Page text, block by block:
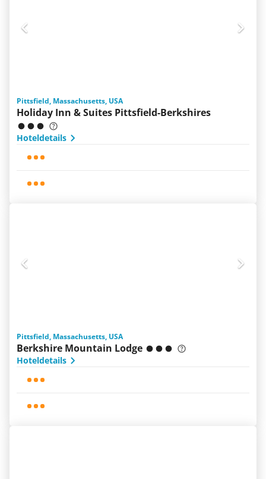
Pittsfield, Massachusetts, USA
Holiday Inn & Suites Pittsfield-Berkshires
Hoteldetails
Pittsfield, Massachusetts, USA
Berkshire Mountain Lodge
Hoteldetails